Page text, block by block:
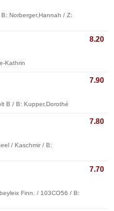
Norberger,Hannah / Z:
8.20
Kathrin
7.90
B / B: Kupper,Dorothé
7.80
/ Kaschmir / B:
7.70
Finn. / 103CO56 / B: